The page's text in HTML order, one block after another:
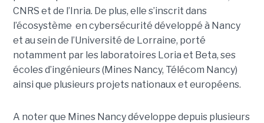
CNRS et de l’Inria. De plus, elle s’inscrit dans
l’écosystème en cybersécurité développé à Nancy
et au sein de l’Université de Lorraine, porté
notamment par les laboratoires Loria et Beta, ses
écoles d’ingénieurs (Mines Nancy, Télécom Nancy)
ainsi que plusieurs projets nationaux et européens.
A noter que Mines Nancy développe depuis plusieurs